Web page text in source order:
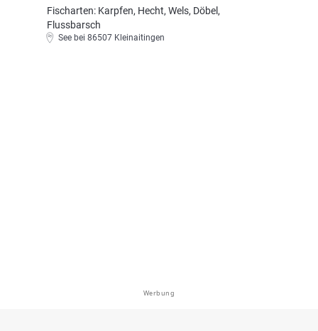
Fischarten: Karpfen, Hecht, Wels, Döbel,
Flussbarsch
See bei 86507 Kleinaitingen
Werbung